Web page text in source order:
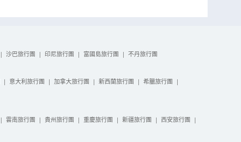
| 沙巴旅行團 | 印尼旅行團 | 富國島旅行團 | 不丹旅行團
| 意大利旅行團 | 加拿大旅行團 | 新西蘭旅行團 | 希臘旅行團 |
| 雲南旅行團 | 貴州旅行團 | 重慶旅行團 | 新疆旅行團 | 西安旅行團 |